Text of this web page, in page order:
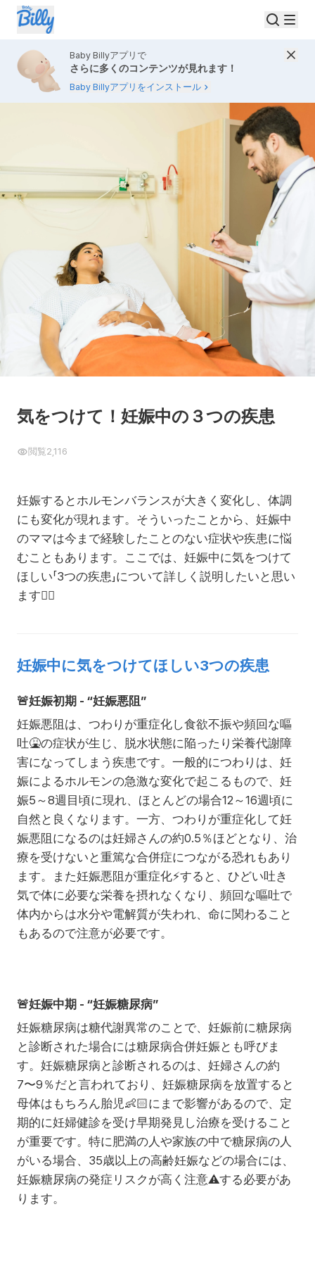
Baby Billyアプリで
さらに多くのコンテンツが見れます！
Baby Billyアプリをインストール
気をつけて！妊娠中の３つの疾患
閲覧2,116
妊娠するとホルモンバランスが大きく変化し、体調
にも変化が現れます。そういったことから、妊娠中
のママは今まで経験したことのない症状や疾患に悩
むこともあります。ここでは、妊娠中に気をつけて
ほしい「3つの疾患」について詳しく説明したいと思い
ます☝🏻
妊娠中に気をつけてほしい3つの疾患
🚨妊娠初期 - “妊娠悪阻”
妊娠悪阻は、つわりが重症化し食欲不振や頻回な嘔
吐🤮の症状が生じ、脱水状態に陥ったり栄養代謝障
害になってしまう疾患です。一般的につわりは、妊
娠によるホルモンの急激な変化で起こるもので、妊
娠5～8週目頃に現れ、ほとんどの場合12～16週頃に
自然と良くなります。一方、つわりが重症化して妊
娠悪阻になるのは妊婦さんの約0.5％ほどとなり、治
療を受けないと重篤な合併症につながる恐れもあり
ます。また妊娠悪阻が重症化⚡すると、ひどい吐き
気で体に必要な栄養を摂れなくなり、頻回な嘔吐で
体内からは水分や電解質が失われ、命に関わること
もあるので注意が必要です。
🚨妊娠中期 - “妊娠糖尿病”
妊娠糖尿病は糖代謝異常のことで、妊娠前に糖尿病
と診断された場合には糖尿病合併妊娠とも呼びま
す。妊娠糖尿病と診断されるのは、妊婦さんの約
7〜9％だと言われており、妊娠糖尿病を放置すると
母体はもちろん胎児👶🏻にまで影響があるので、定
期的に妊婦健診を受け早期発見し治療を受けること
が重要です。特に肥満の人や家族の中で糖尿病の人
がいる場合、35歳以上の高齢妊娠などの場合には、
妊娠糖尿病の発症リスクが高く注意⚠️する必要があ
ります。